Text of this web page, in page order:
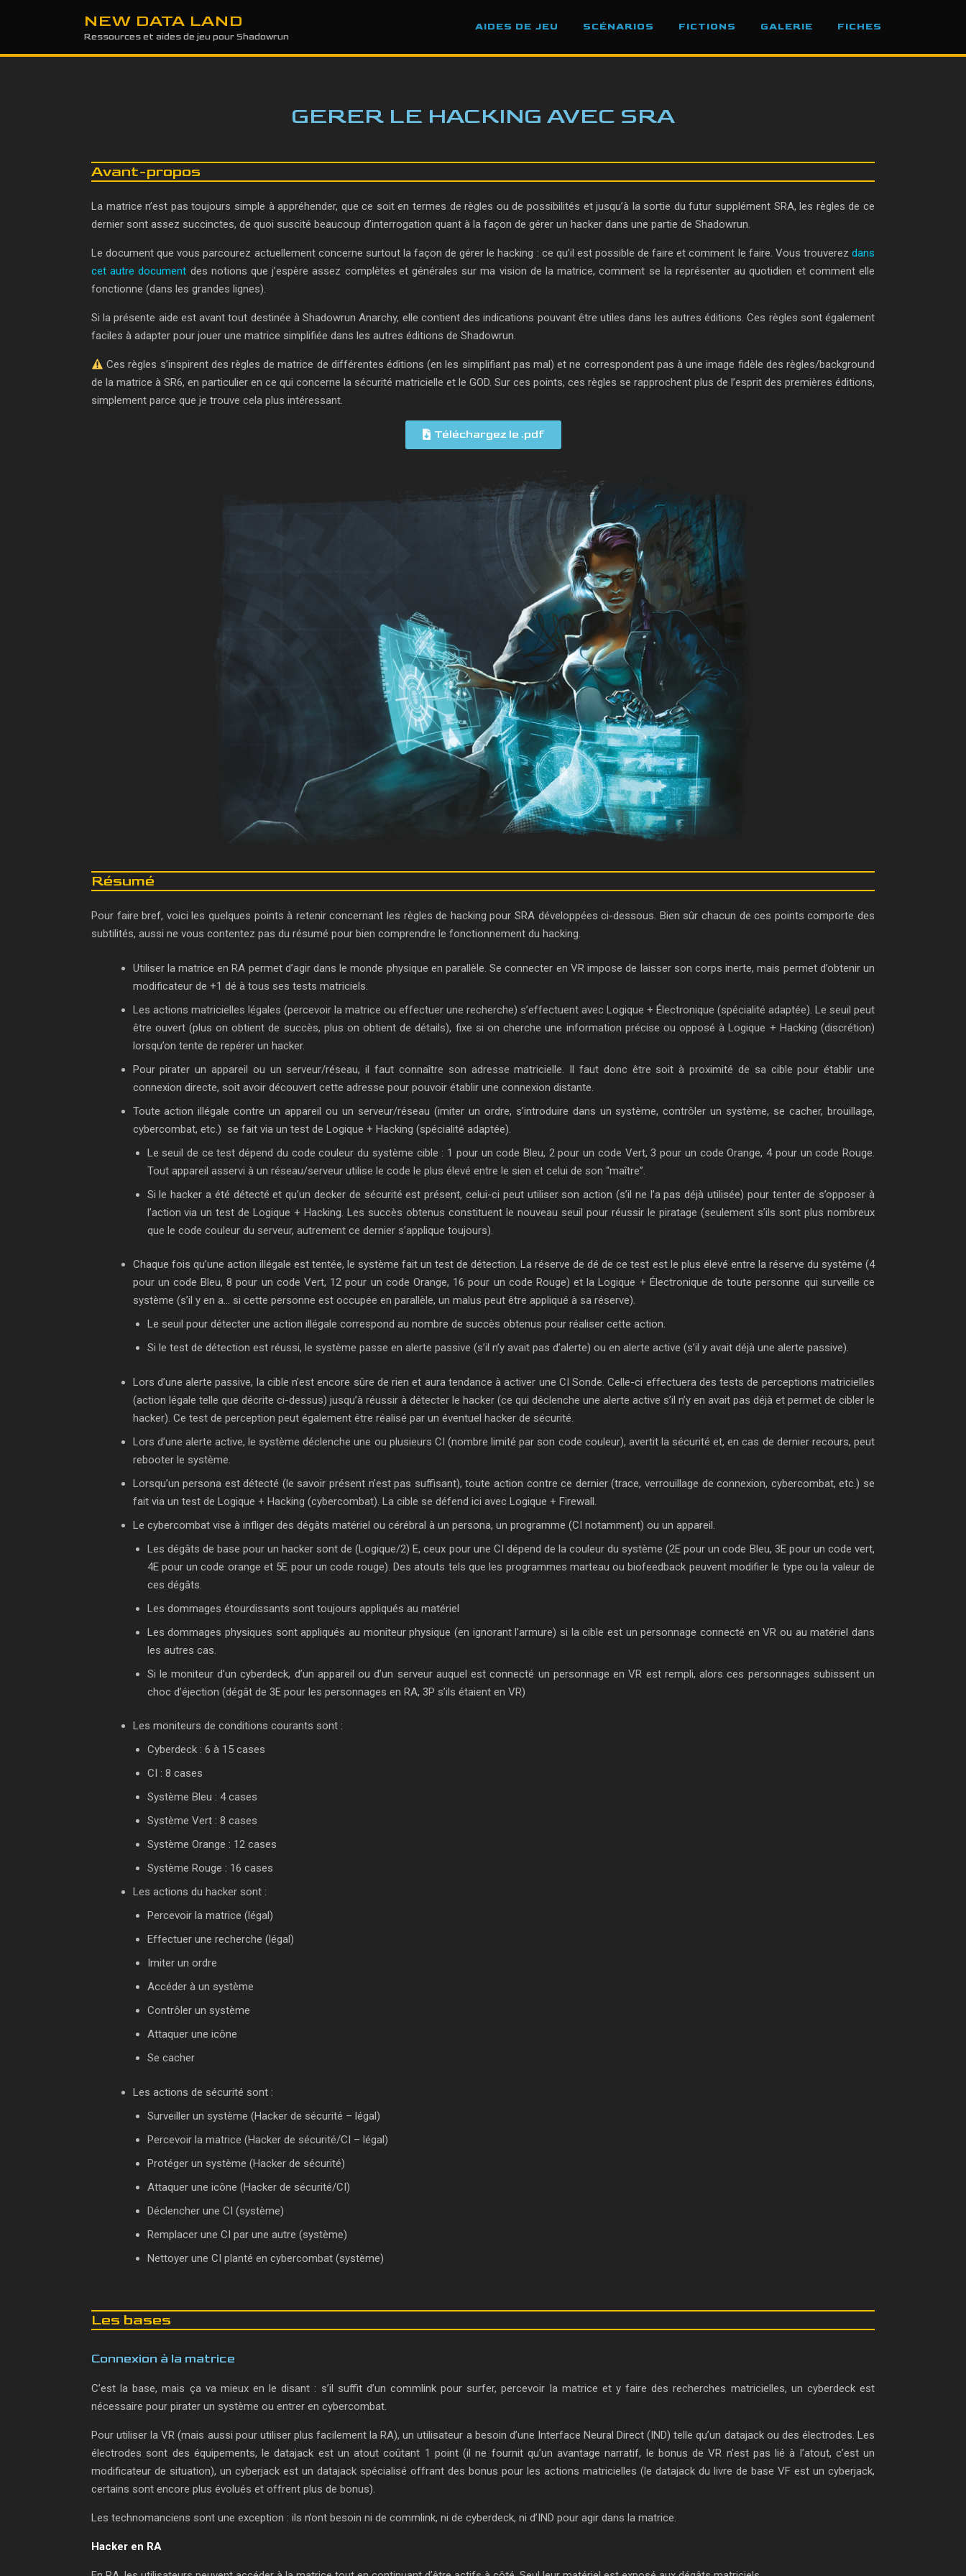
NEW DATA LAND
Ressources et aides de jeu pour Shadowrun
AIDES DE JEU SCÉNARIOS FICTIONS GALERIE FICHES
GERER LE HACKING AVEC SRA
Avant-propos
La matrice n’est pas toujours simple à appréhender, que ce soit en termes de règles ou de possibilités et jusqu’à la sortie du futur supplément SRA, les règles de ce
dernier sont assez succinctes, de quoi suscité beaucoup d’interrogation quant à la façon de gérer un hacker dans une partie de Shadowrun.
Le document que vous parcourez actuellement concerne surtout la façon de gérer le hacking : ce qu’il est possible de faire et comment le faire. Vous trouverez dans
cet autre document des notions que j’espère assez complètes et générales sur ma vision de la matrice, comment se la représenter au quotidien et comment elle
fonctionne (dans les grandes lignes).
Si la présente aide est avant tout destinée à Shadowrun Anarchy, elle contient des indications pouvant être utiles dans les autres éditions. Ces règles sont également
faciles à adapter pour jouer une matrice simplifiée dans les autres éditions de Shadowrun.
Ces règles s’inspirent des règles de matrice de différentes éditions (en les simplifiant pas mal) et ne correspondent pas à une image fidèle des règles/background
de la matrice à SR6, en particulier en ce qui concerne la sécurité matricielle et le GOD. Sur ces points, ces règles se rapprochent plus de l’esprit des premières éditions,
simplement parce que je trouve cela plus intéressant.
Téléchargez le .pdf
Résumé
Pour faire bref, voici les quelques points à retenir concernant les règles de hacking pour SRA développées ci-dessous. Bien sûr chacun de ces points comporte des
subtilités, aussi ne vous contentez pas du résumé pour bien comprendre le fonctionnement du hacking.
Utiliser la matrice en RA permet d’agir dans le monde physique en parallèle. Se connecter en VR impose de laisser son corps inerte, mais permet d’obtenir un
modificateur de +1 dé à tous ses tests matriciels.
Les actions matricielles légales (percevoir la matrice ou effectuer une recherche) s’effectuent avec Logique + Électronique (spécialité adaptée). Le seuil peut
être ouvert (plus on obtient de succès, plus on obtient de détails), fixe si on cherche une information précise ou opposé à Logique + Hacking (discrétion)
lorsqu’on tente de repérer un hacker.
Pour pirater un appareil ou un serveur/réseau, il faut connaître son adresse matricielle. Il faut donc être soit à proximité de sa cible pour établir une
connexion directe, soit avoir découvert cette adresse pour pouvoir établir une connexion distante.
Toute action illégale contre un appareil ou un serveur/réseau (imiter un ordre, s’introduire dans un système, contrôler un système, se cacher, brouillage,
cybercombat, etc.) se fait via un test de Logique + Hacking (spécialité adaptée).
Le seuil de ce test dépend du code couleur du système cible : 1 pour un code Bleu, 2 pour un code Vert, 3 pour un code Orange, 4 pour un code Rouge.
Tout appareil asservi à un réseau/serveur utilise le code le plus élevé entre le sien et celui de son “maître”.
Si le hacker a été détecté et qu’un decker de sécurité est présent, celui-ci peut utiliser son action (s’il ne l’a pas déjà utilisée) pour tenter de s’opposer à
l’action via un test de Logique + Hacking. Les succès obtenus constituent le nouveau seuil pour réussir le piratage (seulement s’ils sont plus nombreux
que le code couleur du serveur, autrement ce dernier s’applique toujours).
Chaque fois qu’une action illégale est tentée, le système fait un test de détection. La réserve de dé de ce test est le plus élevé entre la réserve du système (4
pour un code Bleu, 8 pour un code Vert, 12 pour un code Orange, 16 pour un code Rouge) et la Logique + Électronique de toute personne qui surveille ce
système (s’il y en a… si cette personne est occupée en parallèle, un malus peut être appliqué à sa réserve).
Le seuil pour détecter une action illégale correspond au nombre de succès obtenus pour réaliser cette action.
Si le test de détection est réussi, le système passe en alerte passive (s’il n’y avait pas d’alerte) ou en alerte active (s’il y avait déjà une alerte passive).
Lors d’une alerte passive, la cible n’est encore sûre de rien et aura tendance à activer une CI Sonde. Celle-ci effectuera des tests de perceptions matricielles
(action légale telle que décrite ci-dessus) jusqu’à réussir à détecter le hacker (ce qui déclenche une alerte active s’il n’y en avait pas déjà et permet de cibler le
hacker). Ce test de perception peut également être réalisé par un éventuel hacker de sécurité.
Lors d’une alerte active, le système déclenche une ou plusieurs CI (nombre limité par son code couleur), avertit la sécurité et, en cas de dernier recours, peut
rebooter le système.
Lorsqu’un persona est détecté (le savoir présent n’est pas suffisant), toute action contre ce dernier (trace, verrouillage de connexion, cybercombat, etc.) se
fait via un test de Logique + Hacking (cybercombat). La cible se défend ici avec Logique + Firewall.
Le cybercombat vise à infliger des dégâts matériel ou cérébral à un persona, un programme (CI notamment) ou un appareil.
Les dégâts de base pour un hacker sont de (Logique/2) E, ceux pour une CI dépend de la couleur du système (2E pour un code Bleu, 3E pour un code vert,
4E pour un code orange et 5E pour un code rouge). Des atouts tels que les programmes marteau ou biofeedback peuvent modifier le type ou la valeur de
ces dégâts.
Les dommages étourdissants sont toujours appliqués au matériel
Les dommages physiques sont appliqués au moniteur physique (en ignorant l’armure) si la cible est un personnage connecté en VR ou au matériel dans
les autres cas.
Si le moniteur d’un cyberdeck, d’un appareil ou d’un serveur auquel est connecté un personnage en VR est rempli, alors ces personnages subissent un
choc d’éjection (dégât de 3E pour les personnages en RA, 3P s’ils étaient en VR)
Les moniteurs de conditions courants sont :
Cyberdeck : 6 à 15 cases
CI : 8 cases
Système Bleu : 4 cases
Système Vert : 8 cases
Système Orange : 12 cases
Système Rouge : 16 cases
Les actions du hacker sont :
Percevoir la matrice (légal)
Effectuer une recherche (légal)
Imiter un ordre
Accéder à un système
Contrôler un système
Attaquer une icône
Se cacher
Les actions de sécurité sont :
Surveiller un système (Hacker de sécurité – légal)
Percevoir la matrice (Hacker de sécurité/CI – légal)
Protéger un système (Hacker de sécurité)
Attaquer une icône (Hacker de sécurité/CI)
Déclencher une CI (système)
Remplacer une CI par une autre (système)
Nettoyer une CI planté en cybercombat (système)
Les bases
Connexion à la matrice
C’est la base, mais ça va mieux en le disant : s’il suffit d’un commlink pour surfer, percevoir la matrice et y faire des recherches matricielles, un cyberdeck est
nécessaire pour pirater un système ou entrer en cybercombat.
Pour utiliser la VR (mais aussi pour utiliser plus facilement la RA), un utilisateur a besoin d’une Interface Neural Direct (IND) telle qu’un datajack ou des électrodes. Les
électrodes sont des équipements, le datajack est un atout coûtant 1 point (il ne fournit qu’un avantage narratif, le bonus de VR n’est pas lié à l’atout, c’est un
modificateur de situation), un cyberjack est un datajack spécialisé offrant des bonus pour les actions matricielles (le datajack du livre de base VF est un cyberjack,
certains sont encore plus évolués et offrent plus de bonus).
Les technomanciens sont une exception : ils n’ont besoin ni de commlink, ni de cyberdeck, ni d’IND pour agir dans la matrice.
Hacker en RA